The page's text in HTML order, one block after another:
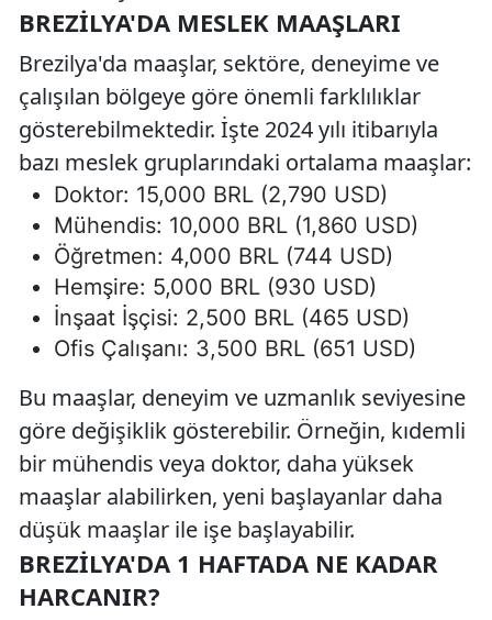
BREZILYA'DA MESLEK MAAŞLARI
Brezilya'da maaşlar, sektöre, deneyime ve
çalışılan bölgeye göre önemli farklılıklar
gösterebilmektedir. İşte 2024 yılı itibarıyla
bazı meslek gruplarındaki ortalama maaşlar:
Doktor: 15,000 BRL (2,790 USD)
Mühendis: 10,000 BRL (1,860 USD)
Öğretmen: 4,000 BRL (744 USD)
Hemşire: 5,000 BRL (930 USD)
İnşaat İşçisi: 2,500 BRL (465 USD)
Ofis Çalışanı: 3,500 BRL (651 USD)
Bu maaşlar, deneyim ve uzmanlık seviyesine
göre değişiklik gösterebilir. Örneğin, kıdemli
bir mühendis veya doktor, daha yüksek
maaşlar alabilirken, yeni başlayanlar daha
düşük maaşlar ile işe başlayabilir.
BREZILYA'DA 1 HAFTADA NE KADAR
HARCANIR?